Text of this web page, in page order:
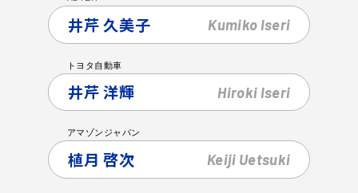
井芹 久美子 Kumiko Iseri
トヨタ自動車
井芹 洋輝 Hiroki Iseri
アマゾンジャパン
植月 啓次 Keiji Uetsuki